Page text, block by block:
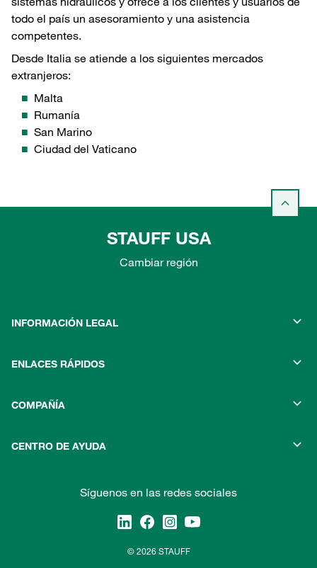
todo el país un asesoramiento y una asistencia
competentes.
Desde Italia se atiende a los siguientes mercados
extranjeros:
Malta
Rumanía
San Marino
Ciudad del Vaticano
STAUFF USA
Cambiar región
INFORMACIÓN LEGAL
ENLACES RÁPIDOS
COMPAÑÍA
CENTRO DE AYUDA
Síguenos en las redes sociales
© 2026 STAUFF